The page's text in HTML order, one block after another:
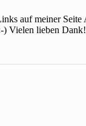
auf meiner
) Vielen lieben Dank!